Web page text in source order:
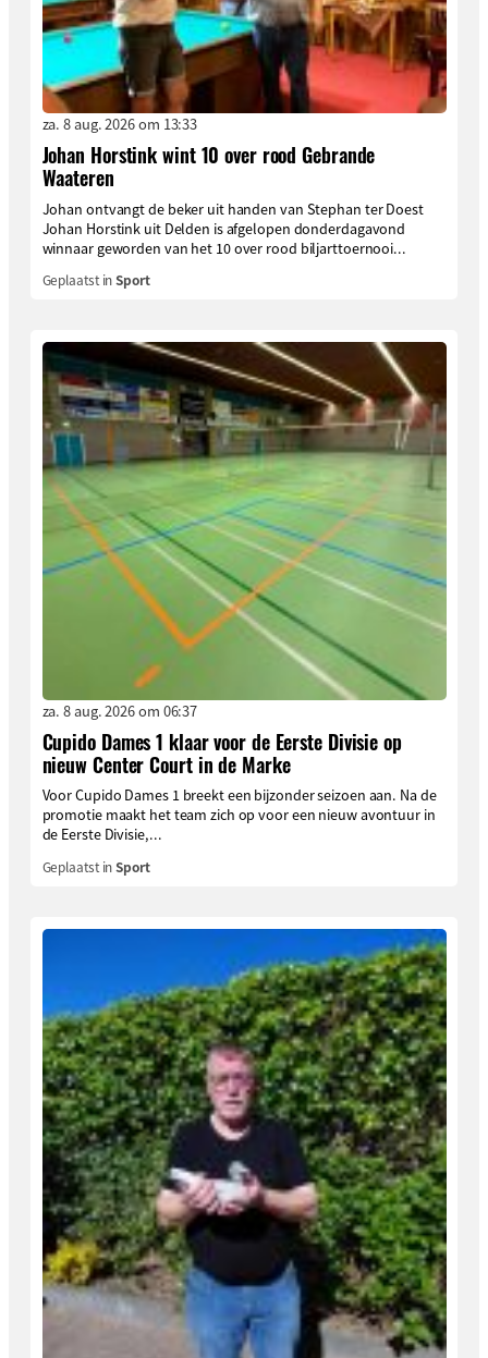
za. 8 aug. 2026 om 13:33
Johan Horstink wint 10 over rood Gebrande
Waateren
Johan ontvangt de beker uit handen van Stephan ter Doest
Johan Horstink uit Delden is afgelopen donderdagavond
winnaar geworden van het 10 over rood biljarttoernooi...
Geplaatst inSport
za. 8 aug. 2026 om 06:37
Cupido Dames 1 klaar voor de Eerste Divisie op
nieuw Center Court in de Marke
Voor Cupido Dames 1 breekt een bijzonder seizoen aan. Na de
promotie maakt het team zich op voor een nieuw avontuur in
de Eerste Divisie,...
Geplaatst inSport